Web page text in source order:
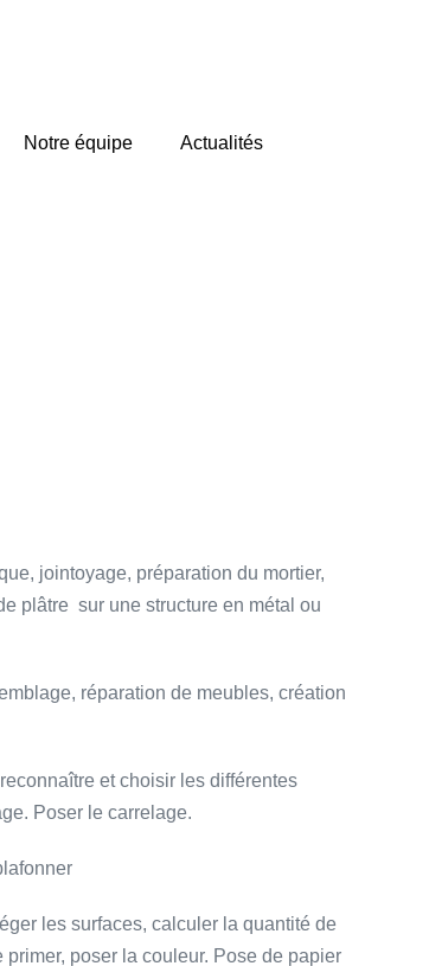
Notre équipe Actualités
jointoyage, préparation du mortier,
plâtre sur une structure en métal ou
réparation de meubles, création
et choisir les différentes
Poser le carrelage.
les surfaces, calculer la quantité de
poser la couleur. Pose de papier